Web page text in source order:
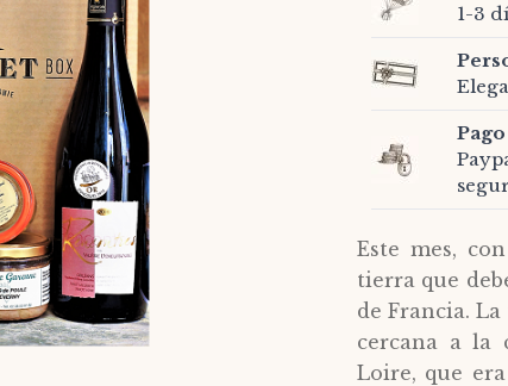
1-3
Este mes,
tierra que
de Francia.
cercana a la
Loire, que